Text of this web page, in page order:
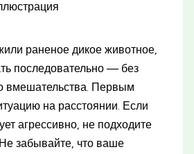
раненое дикое животное,
последовательно — без
вмешательства. Первым
на расстоянии. Если
агрессивно, не подходите
забывайте, что ваше